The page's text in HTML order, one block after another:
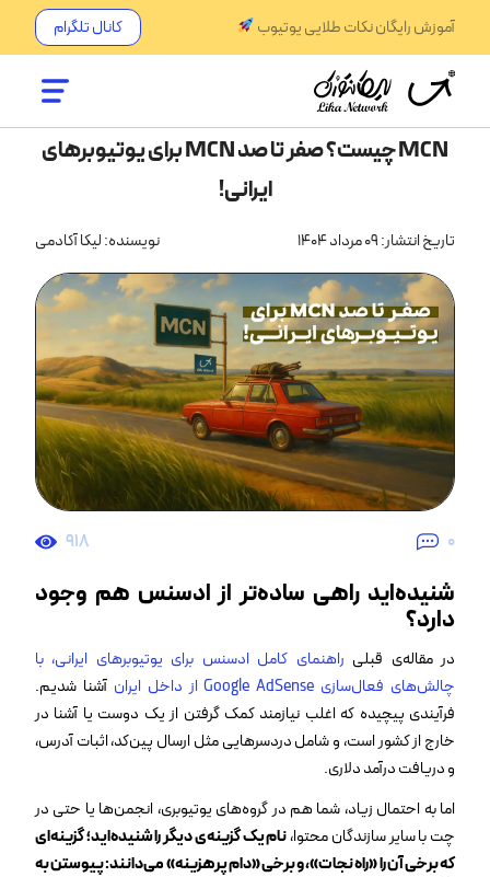
آموزش رایگان نکات طلایی یوتیوب کانال تلگرام
MCN چیست؟ صفر تا صد MCN برای یوتیوبرهای
ایرانی!
تاریخ انتشار: 09 مرداد 1404 نویسنده: لیکا آکادمی
0
918
شنیده‌اید راهی ساده‌تر از ادسنس هم وجود
دارد؟
در مقاله‌ی قبلی راهنمای کامل ادسنس برای یوتیوبرهای ایرانی، با
چالش‌های فعال‌سازی Google AdSense از داخل ایران
آشنا شدیم.
فرآیندی پیچیده که اغلب نیازمند کمک‌ گرفتن از یک دوست یا آشنا در
خارج از کشور است، و شامل دردسرهایی مثل ارسال پین‌کد، اثبات آدرس،
و دریافت درآمد دلاری.
اما به احتمال زیاد، شما هم در گروه‌های یوتیوبری، انجمن‌ها یا حتی در
چت‌ با سایر سازندگان محتوا،نام یک گزینه‌ی دیگر را شنیده‌اید؛ گزینه‌ای
که برخی آن را «راه نجات»، و برخی «دام پرهزینه» می‌دانند: پیوستن به